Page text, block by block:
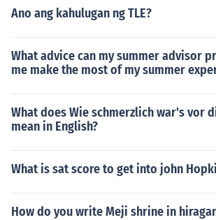
Ano ang kahulugan ng TLE?
What advice can my summer advisor
me make the most of my summer
What does Wie schmerzlich war's vor
mean in English?
What is sat score to get into john
How do you write Meji shrine in